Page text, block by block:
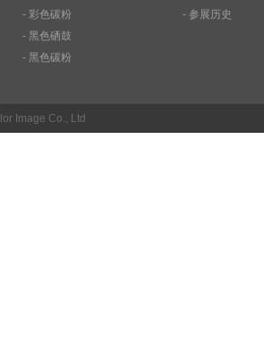
- 彩色碳粉
- 黑色硒鼓
- 黑色碳粉
- 参展历史
Image Co., Ltd